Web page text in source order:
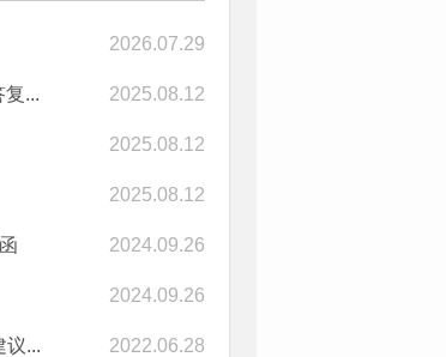
2026.07.29
... 2025.08.12
2025.08.12
2025.08.12
2024.09.26
2024.09.26
议... 2022.06.28